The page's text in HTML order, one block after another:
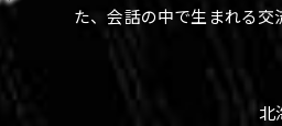
た、会話の中で生まれる交
北